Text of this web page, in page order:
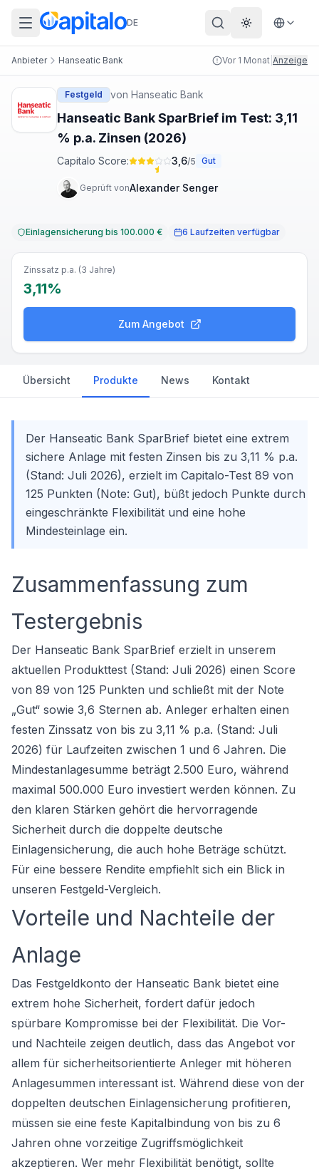
DE Theme
Anbieter Hanseatic Bank Vor 1 Monat Anzeige
Festgeld von Hanseatic Bank
Hanseatic Bank SparBrief im Test: 3,11
% p.a. Zinsen (2026)
Capitalo Score: 3,6/5 Gut
Geprüft vonAlexander Senger
Einlagensicherung bis 100.000 € 6 Laufzeiten verfügbar
Zinssatz p.a. (3 Jahre)
3,11%
Zum Angebot
Übersicht Produkte News Kontakt
Der Hanseatic Bank SparBrief bietet eine extrem
sichere Anlage mit festen Zinsen bis zu 3,11 % p.a.
(Stand: Juli 2026), erzielt im Capitalo-Test 89 von
125 Punkten (Note: Gut), büßt jedoch Punkte durch
eingeschränkte Flexibilität und eine hohe
Mindesteinlage ein.
Zusammenfassung zum
Testergebnis
Der Hanseatic Bank SparBrief erzielt in unserem
aktuellen Produkttest (Stand: Juli 2026) einen Score
von 89 von 125 Punkten und schließt mit der Note
„Gut“ sowie 3,6 Sternen ab. Anleger erhalten einen
festen Zinssatz von bis zu 3,11 % p.a. (Stand: Juli
2026) für Laufzeiten zwischen 1 und 6 Jahren. Die
Mindestanlagesumme beträgt 2.500 Euro, während
maximal 500.000 Euro investiert werden können. Zu
den klaren Stärken gehört die hervorragende
Sicherheit durch die doppelte deutsche
Einlagensicherung, die auch hohe Beträge schützt.
Für eine bessere Rendite empfiehlt sich ein Blick in
unseren Festgeld-Vergleich.
Vorteile und Nachteile der
Anlage
Das Festgeldkonto der Hanseatic Bank bietet eine
extrem hohe Sicherheit, fordert dafür jedoch
spürbare Kompromisse bei der Flexibilität. Die Vor-
und Nachteile zeigen deutlich, dass das Angebot vor
allem für sicherheitsorientierte Anleger mit höheren
Anlagesummen interessant ist. Während diese von der
doppelten deutschen Einlagensicherung profitieren,
müssen sie eine feste Kapitalbindung von bis zu 6
Jahren ohne vorzeitige Zugriffsmöglichkeit
akzeptieren. Wer mehr Flexibilität benötigt, sollte